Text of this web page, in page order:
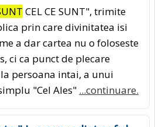
CEL CE SUNT", trimite
prin care divinitatea isi
a dar cartea nu o foloseste
ci ca punct de plecare
persoana intai, a unui
"Cel Ales" ...continuare.